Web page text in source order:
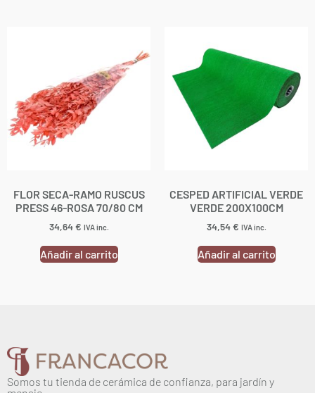
FLOR SECA-RAMO RUSCUS
PRESS 46-ROSA 70/80 CM
34,64€ IVA inc.
Añadir al carrito
CESPED ARTIFICIAL VERDE
VERDE 200X100CM
34,54€ IVA inc.
Añadir al carrito
Somos tu tienda de cerámica de confianza, para jardín y